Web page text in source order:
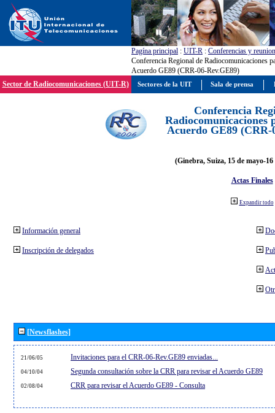
Pagína principal : UIT-R : Conferencias y
Conferencia Regional de Radiocomunicaciones
Acuerdo GE89 (CRR-06-Rev.GE89)
Sector de Radiocomunicaciones (UIT-R)
Conferencia
Radiocomunicaciones
Acuerdo GE89 (CRR-
(Ginebra, Suiza, 15 de mayo-
Actas Finales
Expandir todo
Información general
Inscripción de delegados
[Newsflashes]
21/06/05 Invitaciones para el CRR-06-Rev.GE89 enviadas...
04/10/04 Segunda consultación sobre la CRR para revisar el Acuerdo GE89
02/08/04 CRR para revisar el Acuerdo GE89 - Consulta
Sectores de la UIT Sala de prensa